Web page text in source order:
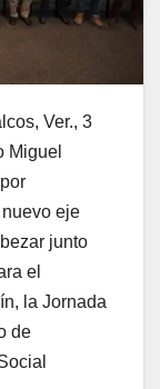
Ver., 3
Miguel
eje
junto
el
la Jornada
de